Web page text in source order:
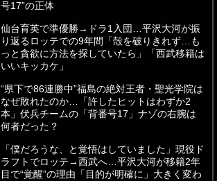
号17”の正体
仙台育英で準優勝→ドラ1入団…平沢大河が振
り返るロッテでの9年間「殻を破りきれず…も
っと貪欲に方法を探していたら」「西武移籍は
いいキッカケ」
“県下で86連勝中”福島の絶対王者・聖光学院は
なぜ敗れたのか…「許したヒットはわずか2
本」伏兵チームの「背番号17」ナゾの右腕は
何者だった？
「僕だろうな、と覚悟はしていました」現役ド
ラフトでロッテ→西武へ…平沢大河が移籍2年
目で“覚醒”の理由「目的が明確に」大きく変わ